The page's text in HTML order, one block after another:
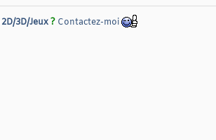
2D/3D/Jeux? Contactez-moi